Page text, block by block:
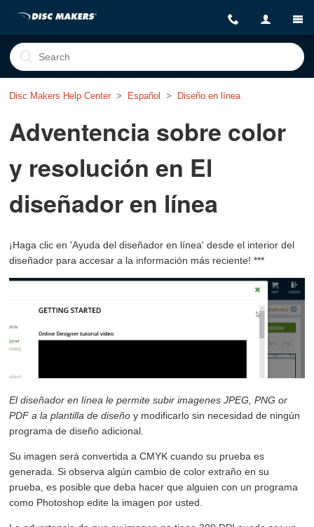
Disc Makers Help Center Español Diseño en línea
Adventencia sobre color
y resolución en El
diseñador en línea
¡Haga clic en 'Ayuda del diseñador en línea' desde el interior del
diseñador para accesar a la información más reciente! ***
El diseñador en línea le permite subir imagenes JPEG, PNG or
PDF a la plantilla de diseñoy modificarlo sin necesidad de ningún
programa de diseño adicional.
Su imagen será convertida a CMYK cuando su prueba es
generada. Si observa algún cambio de color extraño en su
prueba, es posible que deba hacer que alguien con un programa
como Photoshop edite la imagen por usted.